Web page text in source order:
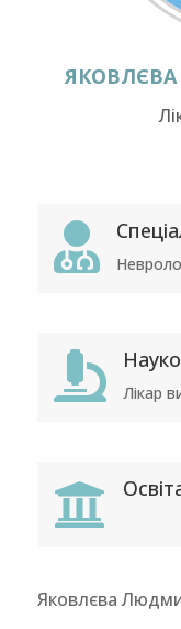

 Лікар

Яковлєва